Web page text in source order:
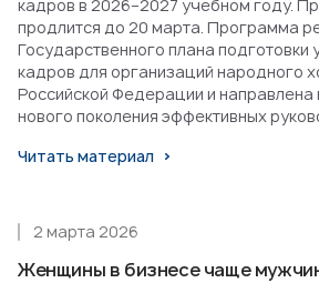
кадров в 2026–2027 учебном году.
продлится до 20 марта. Программа
Государственного плана подготовки
кадров для организаций народного
Российской Федерации и
нового поколения эффективных
Читать материал
Женщины в бизнесе чаще
2 марта 2026